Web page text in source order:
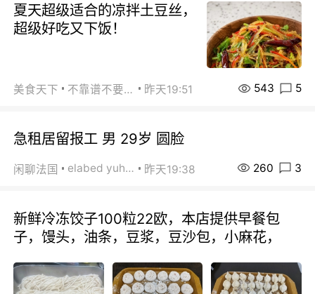
夏天超级适合的凉拌土豆丝，
超级好吃又下饭！
美食天下 不靠谱不要联系 昨天19:51 543 5
急租居留报工 男 29岁 圆脸
闲聊法国 elabed yuhua 昨天19:38 260 3
新鲜冷冻饺子100粒22欧，本店提供早餐包
子，馒头，油条，豆浆，豆沙包，小麻花，